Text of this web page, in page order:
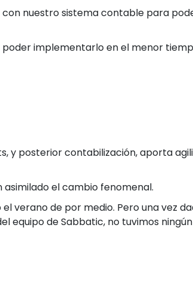
nuestro sistema contable para
implementarlo en el menor
y posterior contabilización, aporta
el cambio fenomenal.
verano de por medio. Pero una vez
equipo de Sabbatic, no tuvimos